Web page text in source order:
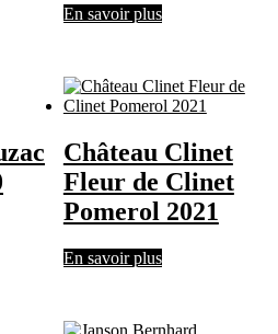
En savoir plus
Château Clinet
Fleur de Clinet
Pomerol 2021
En savoir plus